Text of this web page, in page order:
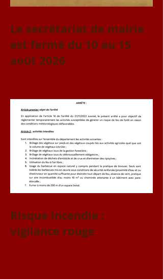
Le secrétariat de mairie
est fermé du 10 au 15
août 2026
Risque incendie :
vigilance rouge